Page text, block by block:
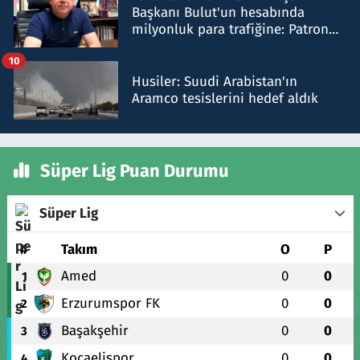
Başkanı Bulut'un hesabında
milyonluk para trafiğine: Patron
Husiler: Suudi Arabistan'ın
Aramco tesislerini hedef aldık
10
Süper Lig Puan Durumu
Süper Lig
# Takım O P
1 Amed 0 0
2 Erzurumspor FK 0 0
3 Başakşehir 0 0